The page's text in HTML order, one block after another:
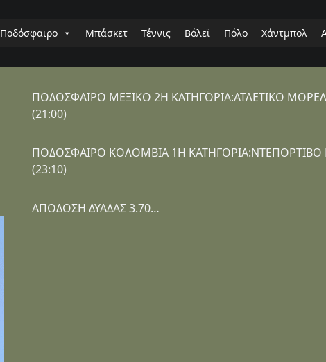
Ποδόσφαιρο Μπάσκετ Τέννις Βόλεϊ Πόλο Χάντμπολ
ΠΟΔΟΣΦΑΙΡΟ ΜΕΞΙΚΟ 2Η ΚΑΤΗΓΟΡΙΑ:ΑΤΛΕΤΙΚΟ
(21:00)
ΠΟΔΟΣΦΑΙΡΟ ΚΟΛΟΜΒΙΑ 1Η ΚΑΤΗΓΟΡΙΑ:ΝΤΕΠΟΡΤΙΒΟ
(23:10)
ΑΠΟΔΟΣΗ ΔΥΑΔΑΣ 3.70…